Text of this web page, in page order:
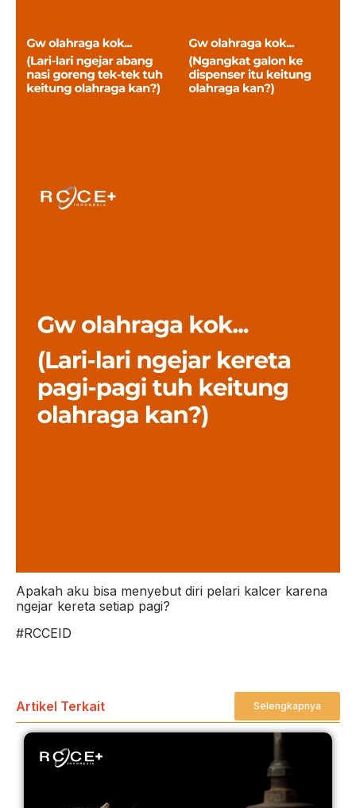
Apakah aku bisa menyebut diri pelari kalcer karena
ngejar kereta setiap pagi?
#RCCEID
Artikel Terkait Selengkapnya